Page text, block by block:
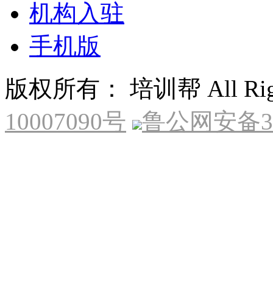
机构入驻
手机版
版权所有： 培训帮 All
10007090号
鲁公网安备